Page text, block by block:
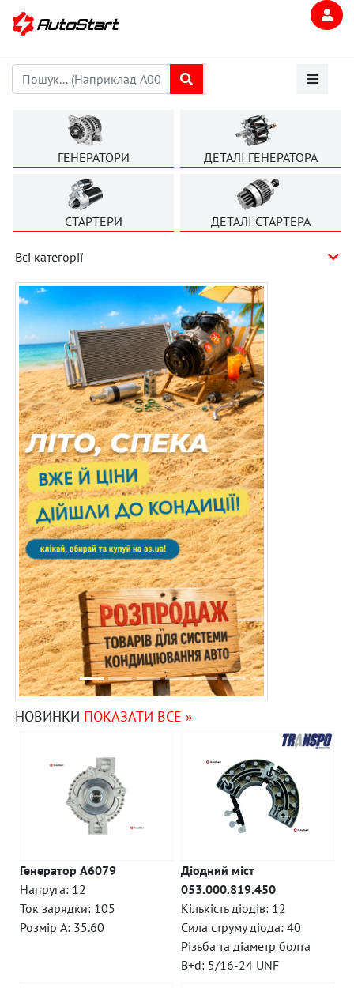
ГЕНЕРАТОРИ ДЕТАЛІ ГЕНЕРАТОРА
СТАРТЕРИ ДЕТАЛІ СТАРТЕРА
Всі категорії
НОВИНКИ ПОКАЗАТИ ВСЕ »
Генератор A6079
Напруга: 12
Ток зарядки: 105
Розмір A: 35.60
Діодний міст
053.000.819.450
Кількість діодів: 12
Сила струму діода: 40
Різьба та діаметр болта
B+d: 5/16-24 UNF